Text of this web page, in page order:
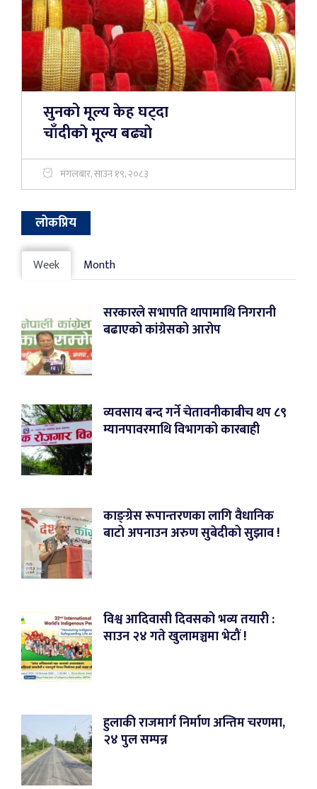
सुनको मूल्य केह घट्दा
चाँदीकाे मूल्य बढ्याे
मंगलबार, साउन १९, २०८३
लोकप्रिय
Week Month
सरकारले सभापति थापामाथि निगरानी
बढाएको कांग्रेसको आरोप
व्यवसाय बन्द गर्ने चेतावनीकाबीच थप ८९
म्यानपावरमाथि विभागको कारबाही
काङ्ग्रेस रूपान्तरणका लागि वैधानिक
बाटो अपनाउन अरुण सुबेदीको सुझाव !
विश्व आदिवासी दिवसको भव्य तयारी :
साउन २४ गते खुलामञ्चमा भेटौं !
हुलाकी राजमार्ग निर्माण अन्तिम चरणमा,
२४ पुल सम्पन्न